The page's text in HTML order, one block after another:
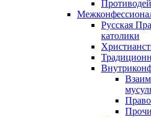
Русская
католики